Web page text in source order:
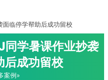
面临停学帮助后成功留校
学暑课作业抄袭
后成功留校
案例»